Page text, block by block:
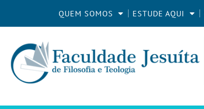
QUEM SOMOS ESTUDE AQUI